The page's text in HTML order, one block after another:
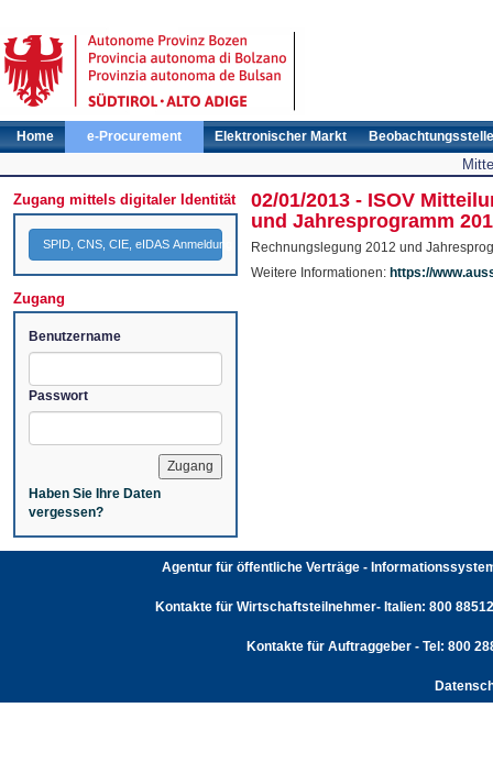
Home e-Procurement Elektronischer Markt Beobachtungsstelle
Zugang mittels digitaler Identität
SPID, CNS, CIE, eIDAS Anmeldung
Zugang
Benutzername
Passwort
Haben Sie Ihre Daten
vergessen?
02/01/2013 - ISOV
und Jahresprogramm
Rechnungslegung 2012 und
Weitere Informationen: https://
Agentur für öffentliche Verträge -
Kontakte für Wirtschaftsteilnehmer- Italien: 800
Kontakte für Auftraggeber - Tel: 800